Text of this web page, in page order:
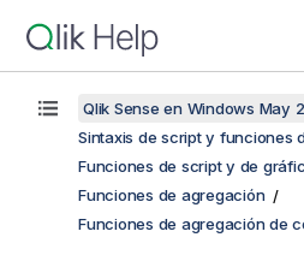
Qlik Sense en Windows May
Sintaxis de script y funciones
Funciones de script y de
Funciones de agregación
Funciones de agregación de